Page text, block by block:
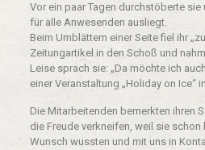
Vor ein paar Tagen durchstöberte
für alle Anwesenden ausliegt.
Beim Umblättern einer Seite fiel ihr
Zeitungartikel in den Schoß und
Leise sprach sie: „Da möchte ich
einer Veranstaltung „Holiday on Ice“
Die Mitarbeitenden bemerkten ihren
die Freude verkneifen, weil sie
Wunsch wussten und mit uns in